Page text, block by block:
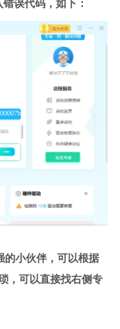
误代码，如下：
的小伙伴，可以根据
，可以直接找右侧专